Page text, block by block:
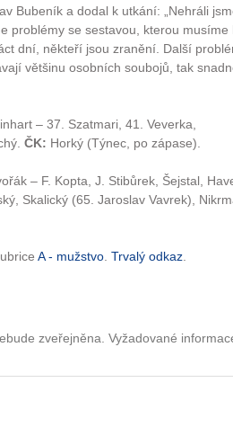
Bubeník a dodal k utkání: „Nehráli
problémy se sestavou, kterou
dní, někteří jsou zranění. Další
většinu osobních soubojů, tak
– 37. Szatmari, 41. Veverka,
ČK: Horký (Týnec, po zápase).
– F. Kopta, J. Stibůrek, Šejstal,
Skalický (65. Jaroslav Vavrek),
A - mužstvo Trvalý odkaz
zveřejněna. Vyžadované